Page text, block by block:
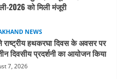
7, 2026
NEWS
जिला निर्वाचन अधिकारी ने
क्षेत्र के पोलिंग बूथों का
कर एसआईआर आपत्ति निस्तारण
व्यवस्थाओं का लिया जायजा